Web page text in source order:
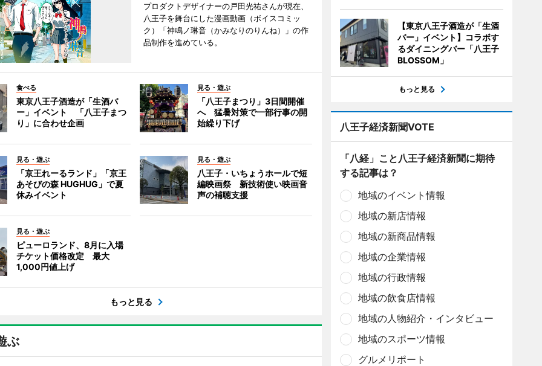
プロダクトデザイナーの戸田光祐さんが現在、
八王子を舞台にした漫画動画（ボイスコミッ
ク）「神鳴ノ琳音（かみなりのりんね）」の作
品制作を進めている。
食べる
東京八王子酒造が「生酒バ
ー」イベント 「八王子まつ
り」に合わせ企画
見る・遊ぶ
「八王子まつり」3日間開催
へ 猛暑対策で一部行事の開
始繰り下げ
見る・遊ぶ
「京王れーるランド」「京王
あそびの森 HUGHUG」で夏
休みイベント
見る・遊ぶ
八王子・いちょうホールで短
編映画祭 新技術使い映画音
声の補聴支援
見る・遊ぶ
ピューロランド、8月に入場
チケット価格改定 最大
1,000円値上げ
もっと見る
ぶ
【東京八王子酒造が「生酒
バー」イベント】コラボす
るダイニングバー「八王子
BLOSSOM」
もっと見る
八王子経済新聞VOTE
「八経」こと八王子経済新聞に期待
する記事は？
地域のイベント情報
地域の新店情報
地域の新商品情報
地域の企業情報
地域の行政情報
地域の飲食店情報
地域の人物紹介・インタビュー
地域のスポーツ情報
グルメリポート